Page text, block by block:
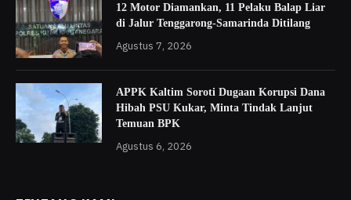
12 Motor Diamankan, 11 Pelaku Balap Liar
di Jalur Tenggarong-Samarinda Ditilang
Agustus 7, 2026
APPK Kaltim Soroti Dugaan Korupsi Dana
Hibah PSU Kukar, Minta Tindak Lanjut
Temuan BPK
Agustus 6, 2026